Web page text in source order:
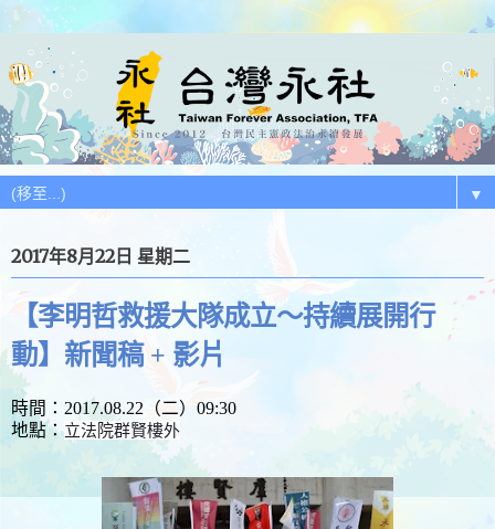
▼
2017年8月22日 星期二
【李明哲救援大隊成立～持續展開行
動】新聞稿 + 影片
時間：2017.08.22（二）09:30
地點：立法院群賢樓外